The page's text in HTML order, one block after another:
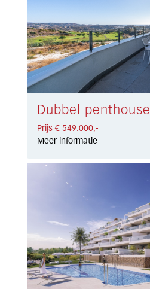
Prijs € 549.000,-
Meer informatie